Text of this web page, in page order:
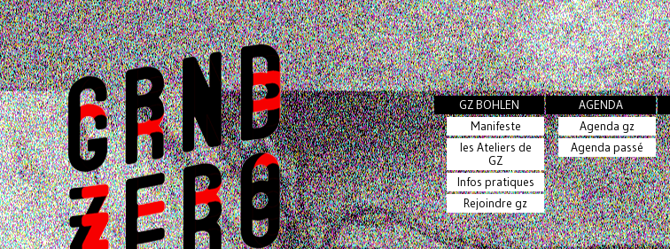
GZ BOHLEN
Manifeste
les Ateliers de
GZ
Infos pratiques
Rejoindre gz
AGENDA
Agenda gz
Agenda passé